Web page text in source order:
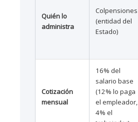
Quién lo
administra
Colpensiones
(entidad del
Estado)
Cotización
mensual
16% del
salario base
(12% lo paga
el empleador,
4% el